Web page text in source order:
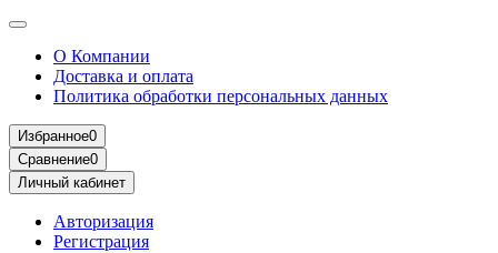
О Компании
Доставка и оплата
Политика обработки персональных данных
Избранное0
Сравнение0
Личный кабинет
Авторизация
Регистрация